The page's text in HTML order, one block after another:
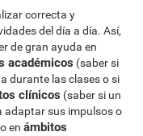
correcta y
del día a día. Así,
de gran ayuda en
académicos (saber si
durante las clases o si
clínicos (saber si un
adaptar sus impulsos o
enámbitos